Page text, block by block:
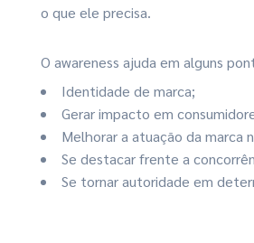
o que ele precisa.
O awareness ajuda em alguns
Identidade de marca;
Gerar impacto em
Melhorar a atuação da marca
Se destacar frente a
Se tornar autoridade em